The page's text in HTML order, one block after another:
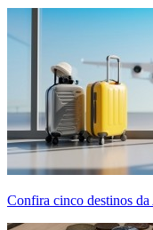
Confira cinco destinos